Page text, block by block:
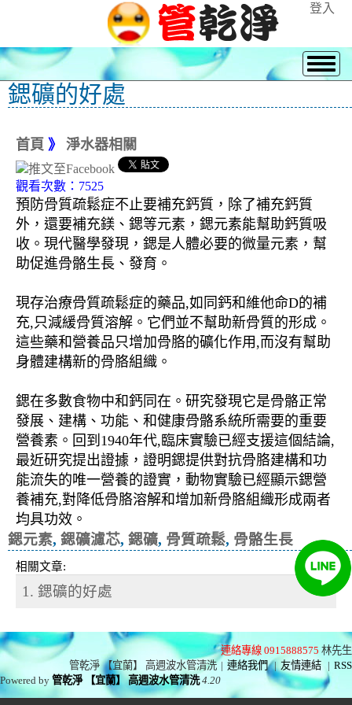
登入
鍶礦的好處
首頁 》 淨水器相關
觀看次數：7525
預防骨質疏鬆症不止要補充鈣質，除了補充鈣質
外，還要補充鎂、鍶等元素，鍶元素能幫助鈣質吸
收。現代醫學發現，鍶是人體必要的微量元素，幫
助促進骨骼生長、發育。
現存治療骨質疏鬆症的藥品,如同鈣和維他命D的補
充,只減緩骨質溶解。它們並不幫助新骨質的形成。
這些藥和營養品只增加骨胳的礦化作用,而沒有幫助
身體建構新的骨胳組織。
鍶在多數食物中和鈣同在。研究發現它是骨骼正常
發展、建構、功能、和健康骨骼系統所需要的重要
營養素。回到1940年代,臨床實驗已經支援這個結論,
最近研究提出證據，證明鍶提供對抗骨胳建構和功
能流失的唯一營養的證實，動物實驗已經顯示鍶營
養補充,對降低骨胳溶解和增加新骨胳組織形成兩者
均具功效。
鍶元素, 鍶礦濾芯, 鍶礦, 骨質疏鬆, 骨骼生長
相關文章:
1. 鍶礦的好處
連絡專線 0915888575 林先生
管乾淨 【宜蘭】 高週波水管清洗 | 連絡我們 | 友情連結 | RSS
Powered by管乾淨 【宜蘭】 高週波水管清洗 4.20